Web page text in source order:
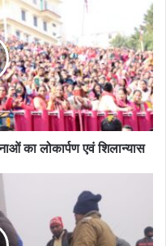
का लोकार्पण एवं शिलान्यास